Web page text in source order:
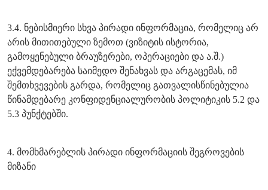
3.4. ნებისმიერი სხვა პირადი ინფორმაცია, რომელიც არ
არის მითითებული ზემოთ (ვიზიტის ისტორია,
გამოყენებული ბრაუზერები, ოპერაციები და ა.შ.)
ექვემდებარება საიმედო შენახვას და არგაცემას, იმ
შემთხვევების გარდა, რომელიც გათვალისწინებულია
წინამდებარე კონფიდენციალურობის პოლიტიკის 5.2 და
5.3 პუნქტებში.
4. მომხმარებლის პირადი ინფორმაციის შეგროვების
მიზანი